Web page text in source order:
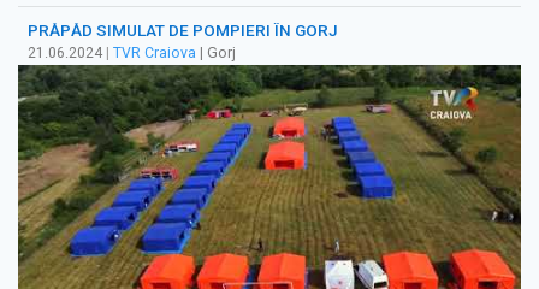
PRĂPĂD SIMULAT DE POMPIERI ÎN GORJ
21.06.2024 TVR Craiova | Gorj